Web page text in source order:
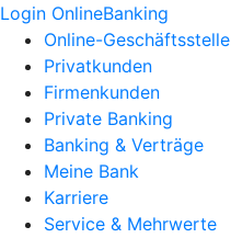
Login OnlineBanking
Online-Geschäftsstelle
Privatkunden
Firmenkunden
Private Banking
Banking & Verträge
Meine Bank
Karriere
Service & Mehrwerte